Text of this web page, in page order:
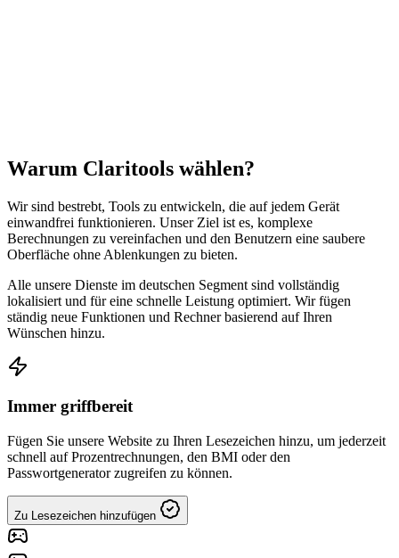
Warum Claritools wählen?
Wir sind bestrebt, Tools zu entwickeln, die auf jedem Gerät
einwandfrei funktionieren. Unser Ziel ist es, komplexe
Berechnungen zu vereinfachen und den Benutzern eine saubere
Oberfläche ohne Ablenkungen zu bieten.
Alle unsere Dienste im deutschen Segment sind vollständig
lokalisiert und für eine schnelle Leistung optimiert. Wir fügen
ständig neue Funktionen und Rechner basierend auf Ihren
Wünschen hinzu.
Immer griffbereit
Fügen Sie unsere Website zu Ihren Lesezeichen hinzu, um jederzeit
schnell auf Prozentrechnungen, den BMI oder den
Passwortgenerator zugreifen zu können.
Zu Lesezeichen hinzufügen